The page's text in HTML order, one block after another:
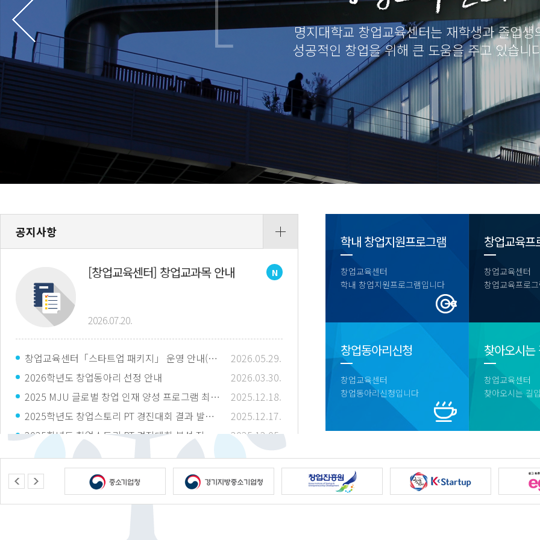
명지대학교 창업교육센터는 재학생과 졸업생
성공적인 창업을 위해 큰 도움을 주고 있습니
[창업교육센터] 창업교과목 안내
2026.07.20.
창업교육센터「스타트업 패키지」 운영 안내(카드뉴스)
2026.05.29.
2026학년도 창업동아리 선정 안내
2026.03.30.
2025 MJU 글로벌 창업 인재 양성 프로그램 최종 합격 결과 발표
2025.12.18.
2025학년도 창업스토리 PT 경진대회 결과 발표 안내
2025.12.17.
2025.12.05.
학내 창업지원프로그램
창업교육센터
학내 창업지원프로그램입니다
창업교육프
창업교육센터
창업교육프로
창업동아리신청
창업교육센터
창업동아리신청입니다
찾아오시는
창업교육센터
찾아오시는 길